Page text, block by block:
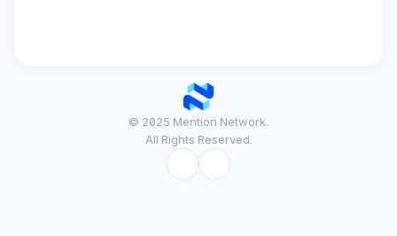
© 2025 Mention Network.
All Rights Reserved.